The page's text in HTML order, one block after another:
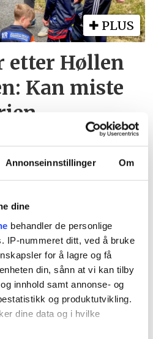
Annonseinnstillinger Om
dine
behandler de personlige
IP-nummeret ditt, ved å bruke
for å lagre og få
din, sånn at vi kan tilby
innhold samt annonse- og
og produktutvikling.
dine data og i hvilke
PLUS
etter Høllen
Kan miste
PLUS
burgerne
søt da